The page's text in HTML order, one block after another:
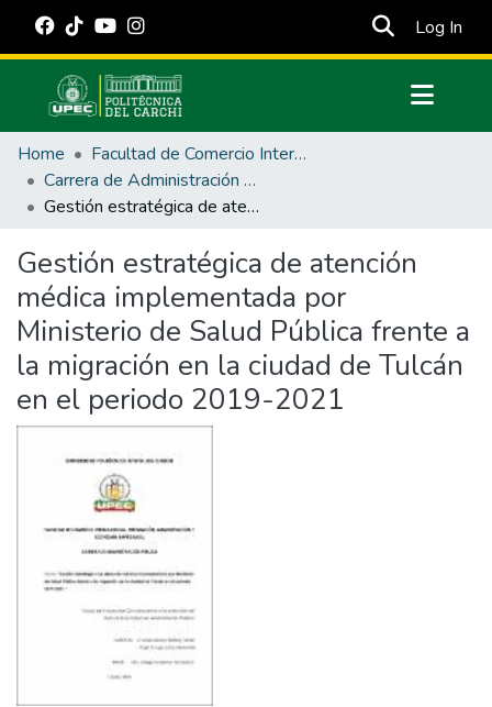
Log In
Communities & Collections
All of DSpace
Statistics
Estadísticas Externas
Manuales
Home
Facultad de Comercio Internacional, Integración, Administración y Economía Empresarial
Carrera de Administración Pública
Gestión estratégica de atención médica implementada por Ministerio de Salud Pública frente a la migración en la ciudad de Tulcán en el periodo 2019-2021
Gestión estratégica de atención
médica implementada por
Ministerio de Salud Pública frente a
la migración en la ciudad de Tulcán
en el periodo 2019-2021